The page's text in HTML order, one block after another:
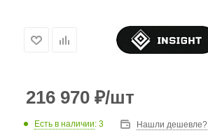
216 970 ₽/шт
Есть в наличии: 3 Нашли дешевле?